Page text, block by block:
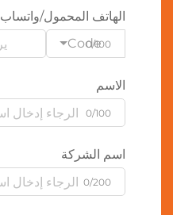
الهاتف المحمول/واتساب
Code
0/100
الاسم
0/100
اسم الشركة
0/200